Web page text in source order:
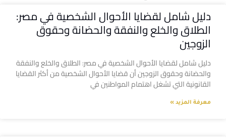
دليل شامل لقضايا الأحوال الشخصية في مصر:
الطلاق والخلع والنفقة والحضانة وحقوق
الزوجين
دليل شامل لقضايا الأحوال الشخصية في مصر: الطلاق والخلع والنفقة
والحضانة وحقوق الزوجين أن قضايا الأحوال الشخصية من أكثر القضايا
القانونية التي تشغل اهتمام المواطنين في
معرفة المزيد »